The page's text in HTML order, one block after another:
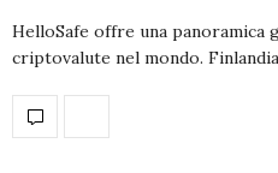
HelloSafe offre una panoramica
criptovalute nel mondo.